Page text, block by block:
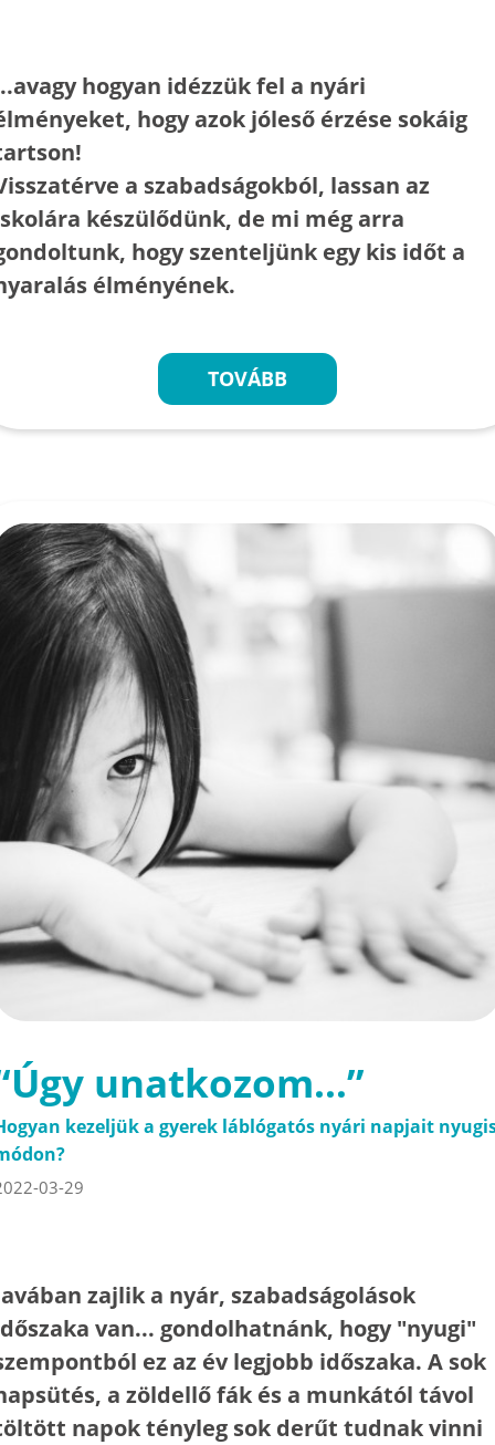
hogyan idézzük fel a nyári
hogy azok jóleső érzése sokáig
a szabadságokból, lassan az
készülődünk, de mi még arra
hogy szenteljünk egy kis időt a
élményének.
TOVÁBB
unatkozom…”
kezeljük a gyerek láblógatós nyári napjait
03-29
zajlik a nyár, szabadságolások
van... gondolhatnánk, hogy "nyugi"
ez az év legjobb időszaka. A sok
a zöldellő fák és a munkától távol
napok tényleg sok derűt tudnak vinni